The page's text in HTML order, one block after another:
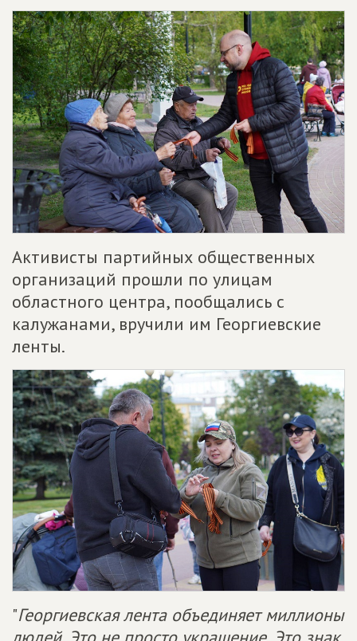
Активисты партийных общественных
организаций прошли по улицам
областного центра, пообщались с
калужанами, вручили им Георгиевские
ленты.
"Георгиевская лента объединяет миллионы